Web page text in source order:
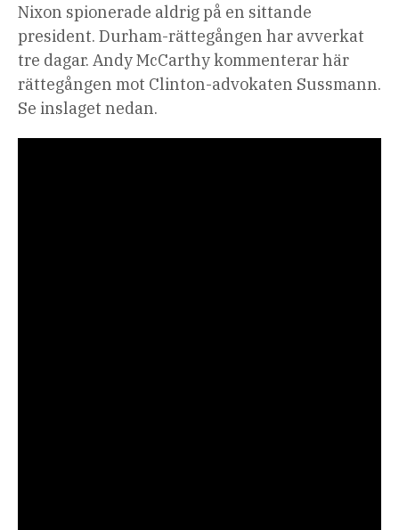
Nixon spionerade aldrig på en sittande
president. Durham-rättegången har avverkat
tre dagar. Andy McCarthykommenterar här
rättegången mot Clinton-advokaten Sussmann.
Se inslaget nedan.